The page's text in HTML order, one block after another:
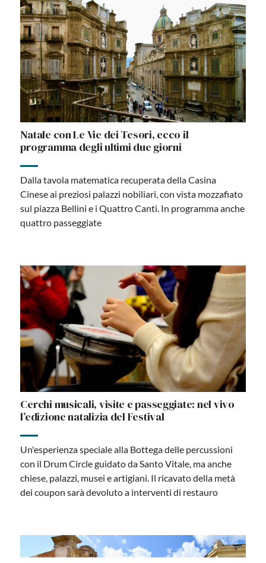
Natale con Le Vie dei Tesori, ecco il
programma degli ultimi due giorni
Dalla tavola matematica recuperata della Casina
Cinese ai preziosi palazzi nobiliari, con vista mozzafiato
sul piazza Bellini e i Quattro Canti. In programma anche
quattro passeggiate
Cerchi musicali, visite e passeggiate: nel vivo
l’edizione natalizia del Festival
Un'esperienza speciale alla Bottega delle percussioni
con il Drum Circle guidato da Santo Vitale, ma anche
chiese, palazzi, musei e artigiani. Il ricavato della metà
dei coupon sarà devoluto a interventi di restauro